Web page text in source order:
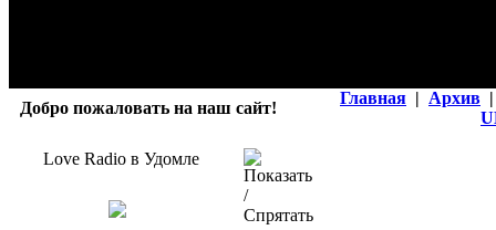
Добро пожаловать на наш сайт!
Главная | Архив |
Love Radio в Удомле